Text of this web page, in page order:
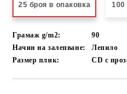
25 броя в опаковка 100
Грамаж g/m2:
90
Начин на залепване:
Лепило
Размер плик:
CD с